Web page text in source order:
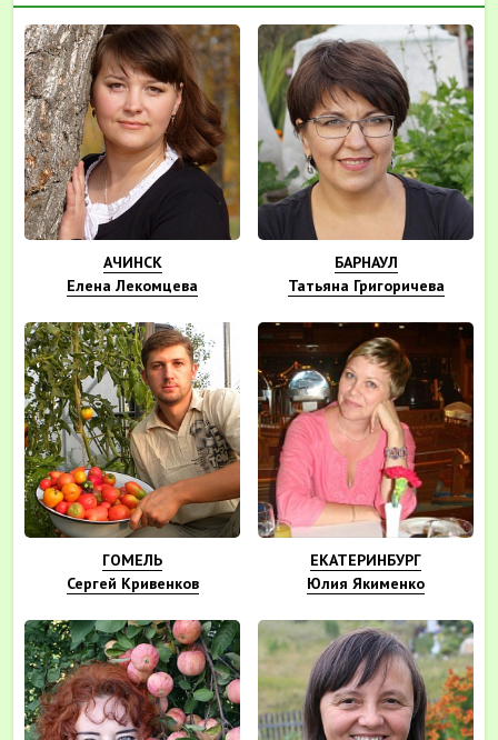
АЧИНСК
Елена Лекомцева
БАРНАУЛ
Татьяна Григоричева
ГОМЕЛЬ
Сергей Кривенков
ЕКАТЕРИНБУРГ
Юлия Якименко